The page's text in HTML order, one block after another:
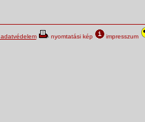
adatvédelem nyomtatási kép impresszum